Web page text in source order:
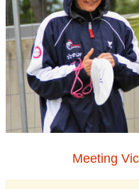
Livre d'Or
Meeting